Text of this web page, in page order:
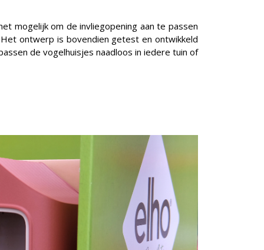
mogelijk om de invliegopening aan te passen
ontwerp is bovendien getest en ontwikkeld
de vogelhuisjes naadloos in iedere tuin of